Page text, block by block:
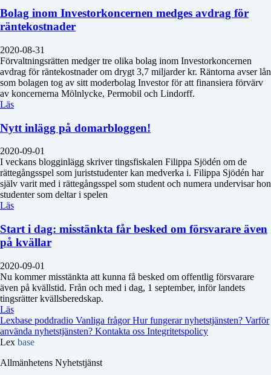
Bolag inom Investorkoncernen medges avdrag för
räntekostnader
2020-08-31
Förvaltningsrätten medger tre olika bolag inom Investorkoncernen
avdrag för räntekostnader om drygt 3,7 miljarder kr. Räntorna avser lån
som bolagen tog av sitt moderbolag Investor för att finansiera förvärv
av koncernerna Mölnlycke, Permobil och Lindorff.
Läs
Nytt inlägg på domarbloggen!
2020-09-01
I veckans blogginlägg skriver tingsfiskalen Filippa Sjödén om de
rättegångsspel som juriststudenter kan medverka i. Filippa Sjödén har
själv varit med i rättegångsspel som student och numera undervisar hon
studenter som deltar i spelen
Läs
Start i dag: misstänkta får besked om försvarare även
på kvällar
2020-09-01
Nu kommer misstänkta att kunna få besked om offentlig försvarare
även på kvällstid. Från och med i dag, 1 september, inför landets
tingsrätter kvällsberedskap.
Läs
Lexbase poddradio Vanliga frågorHur fungerar nyhetstjänsten? Varför
använda nyhetstjänsten? Kontakta oss Integritetspolicy
Lex base
Allmänhetens Nyhetstjänst